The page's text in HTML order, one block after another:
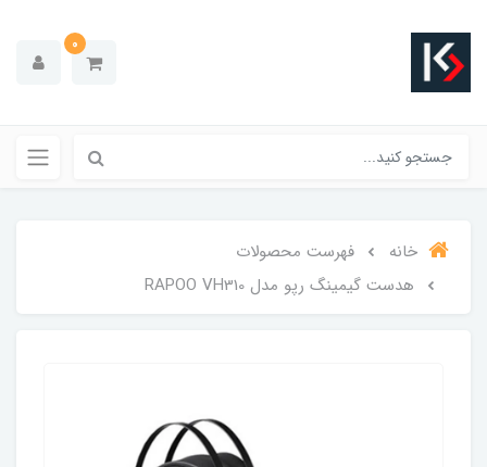
0
خانه
فهرست محصولات
هدست گیمینگ رپو مدل RAPOO VH310